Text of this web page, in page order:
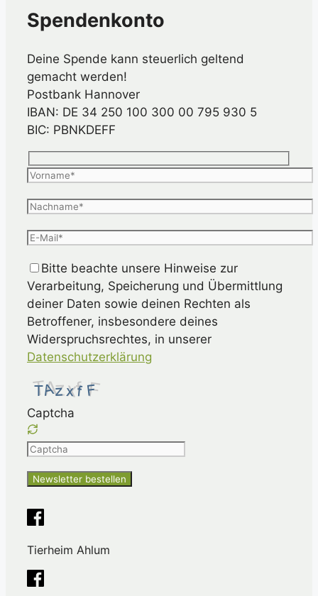
Spendenkonto
Deine Spende kann steuerlich geltend
gemacht werden!
Postbank Hannover
IBAN: DE 34 250 100 300 00 795 930 5
BIC: PBNKDEFF
Bitte beachte unsere Hinweise zur
Verarbeitung, Speicherung und Übermittlung
deiner Daten sowie deinen Rechten als
Betroffener, insbesondere deines
Widerspruchsrechtes, in unserer
Datenschutzerklärung
Captcha
Please
the
shown
the
CAPTCHA
to
Tierheim Ahlum